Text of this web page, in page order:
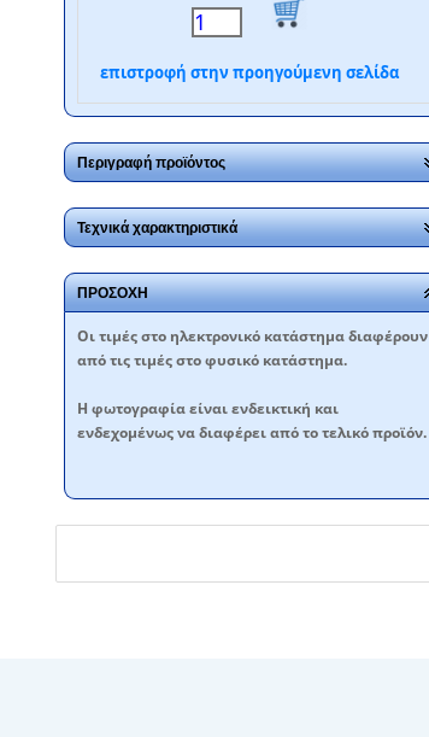
επιστροφή στην προηγούμενη σελίδα
Περιγραφή προϊόντος
Τεχνικά χαρακτηριστικά
ΠΡΟΣΟΧΗ
Oι τιμές στο ηλεκτρονικό κατάστημα διαφέρουν
από τις τιμές στο φυσικό κατάστημα.
Η φωτογραφία είναι ενδεικτική και
ενδεχομένως να διαφέρει από το τελικό προϊόν.